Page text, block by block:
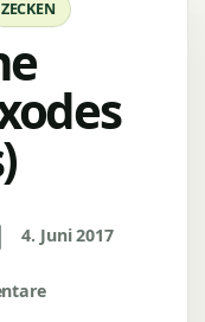
ZECKEN
4. Juni 2017
zu